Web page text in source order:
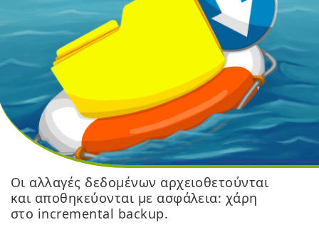
Οι αλλαγές δεδομένων αρχειοθετούνται
και αποθηκεύονται με ασφάλεια: χάρη
στο incremental backup.